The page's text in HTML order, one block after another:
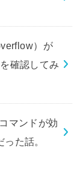
）が
確認してみ
マンドが効
た話。